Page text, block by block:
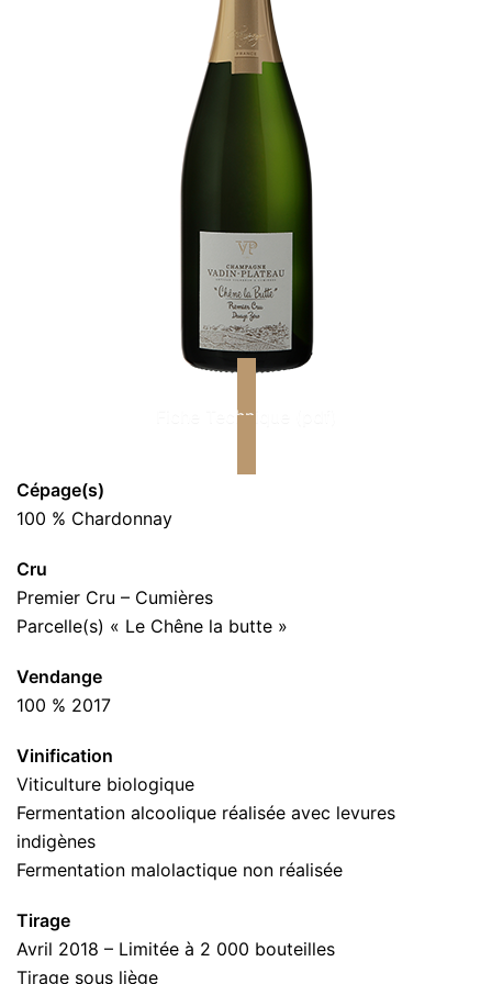
Fiche Technique (pdf)
Cépage(s)
100 % Chardonnay
Cru
Premier Cru – Cumières
Parcelle(s) « Le Chêne la butte »
Vendange
100 % 2017
Vinification
Viticulture biologique
Fermentation alcoolique réalisée avec levures
indigènes
Fermentation malolactique non réalisée
Tirage
Avril 2018 – Limitée à 2 000 bouteilles
Tirage sous liège